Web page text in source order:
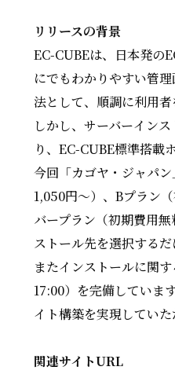
リリースの背景
EC-CUBEは、日本発の
にでもわかりやすい管
法として、順調に利用者
しかし、サーバーイン
り、EC-CUBE標準搭載
今回「カゴヤ・ジャパ
1,050円～）、Bプラン
バープラン（初期費用
ストール先を選択する
またインストールに関
17:00）を完備していま
イト構築を実現していた
関連サイトURL